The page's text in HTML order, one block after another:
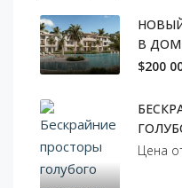
В
$200
Цена